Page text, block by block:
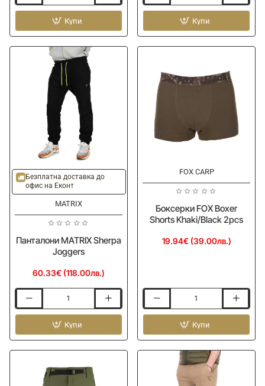
JACKALL
Mesh
Pants
Купи
панталони
CAT
Black
Купи
Безплатна доставка до
офис на Еконт
MATRIX
Панталони MATRIX Sherpa
Joggers
60.33€ (118.00лв.)
MATRIX
Joggers
Купи
FOX CARP
Боксерки FOX Boxer
Shorts Khaki/Black 2pcs
19.94€ (39.00лв.)
FOX
Shorts
Khaki/Black
Купи